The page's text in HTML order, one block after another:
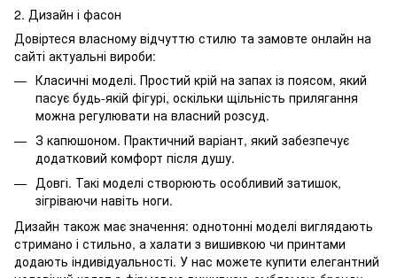
2. Дизайн і фасон
Довіртеся власному відчуттю стилю та замовте онлайн на
сайті актуальні вироби:
Класичні моделі. Простий крій на запах із поясом, який
пасує будь-якій фігурі, оскільки щільність прилягання
можна регулювати на власний розсуд.
З капюшоном. Практичний варіант, який забезпечує
додатковий комфорт після душу.
Довгі. Такі моделі створюють особливий затишок,
зігріваючи навіть ноги.
Дизайн також має значення: однотонні моделі виглядають
стримано і стильно, а халати з вишивкою чи принтами
додають індивідуальності. У нас можете купити елегантний